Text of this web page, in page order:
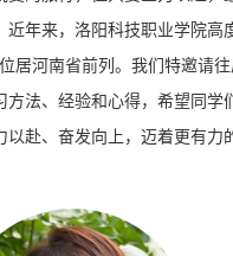
近年来，洛阳科技职业学院高
居河南省前列。我们特邀请
方法、经验和心得，希望同学
以赴、奋发向上，迈着更有力